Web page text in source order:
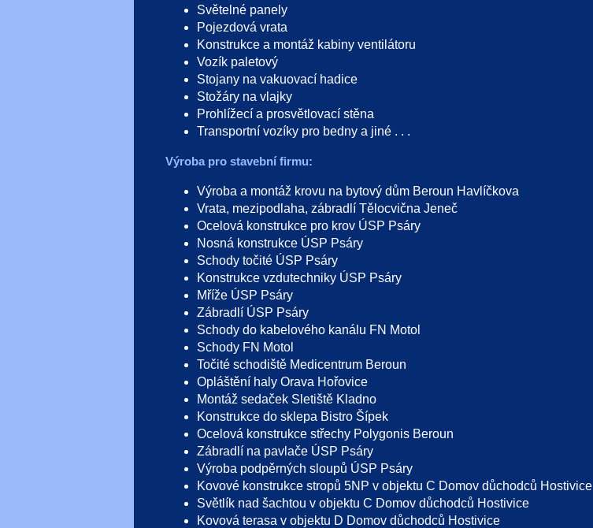
Světelné panely
Pojezdová vrata
Konstrukce a montáž kabiny ventilátoru
Vozík paletový
Stojany na vakuovací hadice
Stožáry na vlajky
Prohlížecí a prosvětlovací stěna
Transportní vozíky pro bedny a jiné . . .
Výroba pro stavební firmu:
Výroba a montáž krovu na bytový dům Beroun Havlíčkova
Vrata, mezipodlaha, zábradlí Tělocvična Jeneč
Ocelová konstrukce pro krov ÚSP Psáry
Nosná konstrukce ÚSP Psáry
Schody točité ÚSP Psáry
Konstrukce vzdutechniky ÚSP Psáry
Mříže ÚSP Psáry
Zábradlí ÚSP Psáry
Schody do kabelového kanálu FN Motol
Schody FN Motol
Točité schodiště Medicentrum Beroun
Opláštění haly Orava Hořovice
Montáž sedaček Sletiště Kladno
Konstrukce do sklepa Bistro Šípek
Ocelová konstrukce střechy Polygonis Beroun
Zábradlí na pavlače ÚSP Psáry
Výroba podpěrných sloupů ÚSP Psáry
Kovové konstrukce stropů 5NP v objektu C Domov důchodců Hostivice
Světlík nad šachtou v objektu C Domov důchodců Hostivice
Kovová terasa v objektu D Domov důchodců Hostivice